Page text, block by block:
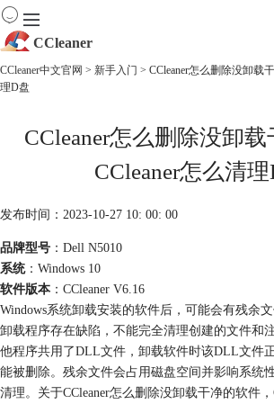
CCleaner
CCleaner中文官网 > 新手入门 > CCleaner怎么删除没卸载
理D盘
CCleaner怎么删除没卸
CCleaner怎么清
发布时间：2023-10-27 10: 00: 00
品牌型号 ：Dell N5010
系统：Windows 10
软件版本：CCleaner V6.16
Windows系统卸载安装的软件后，可能会有残余
卸载程序存在缺陷，不能完全清理创建的文件和
他程序共用了DLL文件，卸载软件时该DLL文件
能被删除。残余文件会占用磁盘空间并影响系统
清理。关于CCleaner怎么删除没卸载干净的软件